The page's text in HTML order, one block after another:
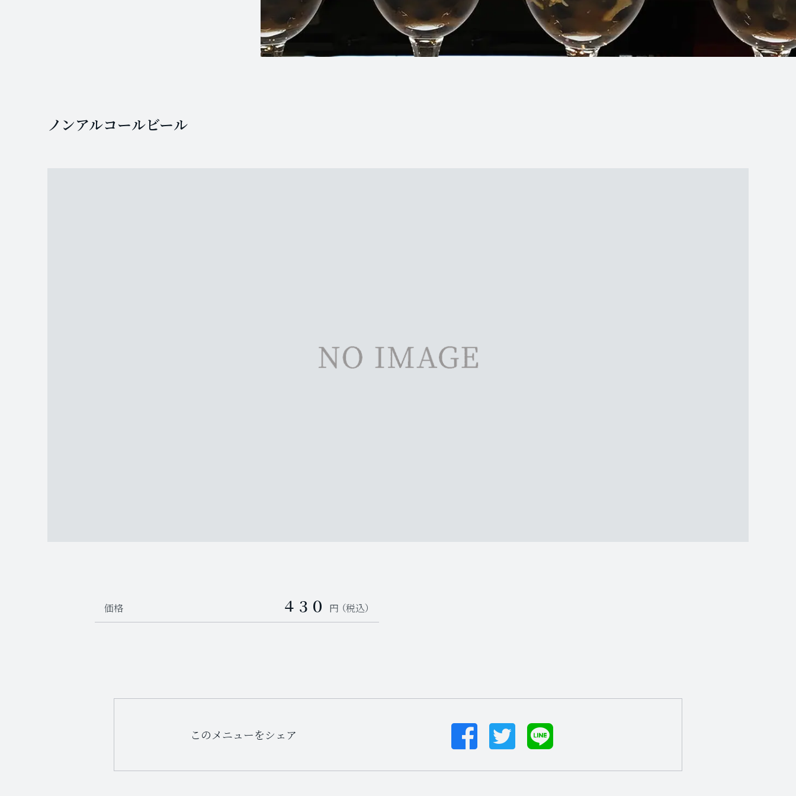
ノンアルコールビール
価格 ４３０ 円 （税込）
このメニューをシェア